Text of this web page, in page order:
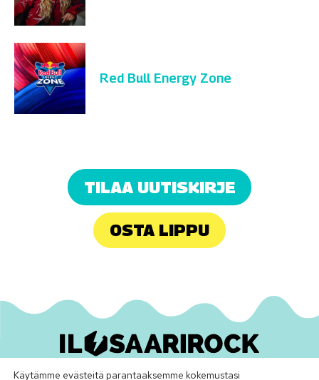
Red Bull Energy Zone
TILAA UUTISKIRJE
OSTA LIPPU
Käytämme evästeitä parantaaksemme kokemustasi